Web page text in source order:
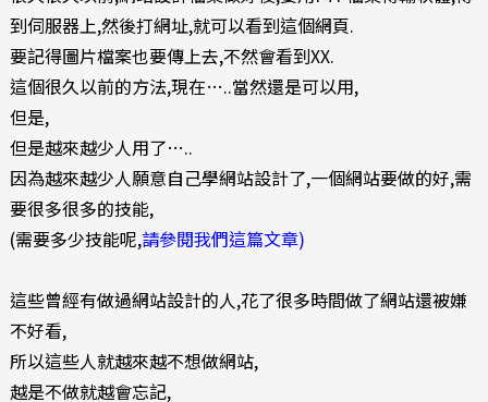
到伺服器上,然後打網址,就可以看到這個網頁.
要記得圖片檔案也要傳上去,不然會看到XX.
這個很久以前的方法,現在…..當然還是可以用,
但是,
但是越來越少人用了…..
因為越來越少人願意自己學網站設計了,一個網站要做的好,需
要很多很多的技能,
(需要多少技能呢, 請參閱我們這篇文章)
這些曾經有做過網站設計的人,花了很多時間做了網站還被嫌
不好看,
所以這些人就越來越不想做網站,
越是不做就越會忘記,